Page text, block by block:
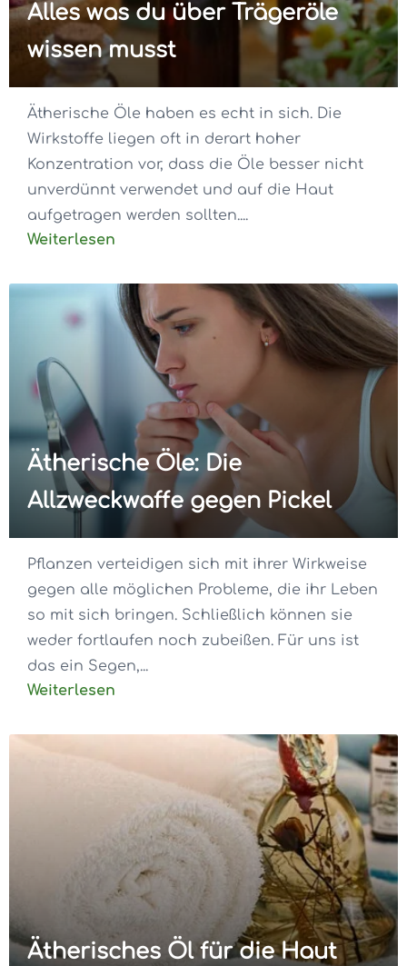
Alles was du über Trägeröle
wissen musst
Ätherische Öle haben es echt in sich. Die
Wirkstoffe liegen oft in derart hoher
Konzentration vor, dass die Öle besser nicht
unverdünnt verwendet und auf die Haut
aufgetragen werden sollten....
Weiterlesen
Ätherische Öle: Die
Allzweckwaffe gegen Pickel
Pflanzen verteidigen sich mit ihrer Wirkweise
gegen alle möglichen Probleme, die ihr Leben
so mit sich bringen. Schließlich können sie
weder fortlaufen noch zubeißen. Für uns ist
das ein Segen,...
Weiterlesen
Ätherisches Öl für die Haut